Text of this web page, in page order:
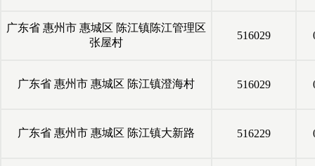
广东省 惠州市 惠城区 陈江镇陈江管理区
张屋村
516029
广东省 惠州市 惠城区 陈江镇澄海村 516029
广东省 惠州市 惠城区 陈江镇大新路 516229